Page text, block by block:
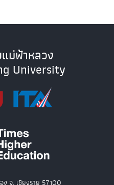
ม่ฟ้าหลวง
University